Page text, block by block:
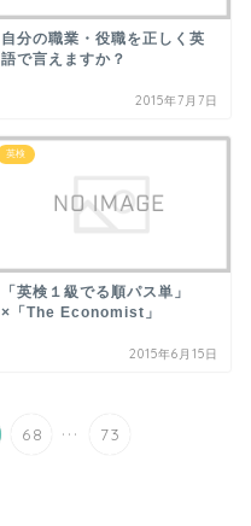
自分の職業・役職を正しく英
語で言えますか？
2015年7月7日
英検
「英検１級でる順パス単」
×「The Economist」
2015年6月15日
68 ... 73